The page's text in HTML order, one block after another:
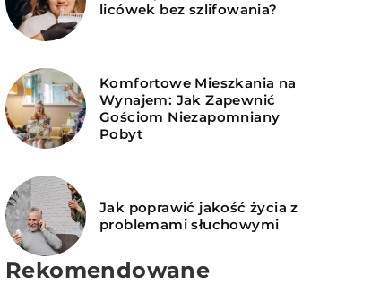
licówek bez szlifowania?
Komfortowe Mieszkania na
Wynajem: Jak Zapewnić
Gościom Niezapomniany
Pobyt
Jak poprawić jakość życia z
problemami słuchowymi
Rekomendowane